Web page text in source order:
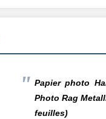
Papier photo
Photo Rag
feuilles)